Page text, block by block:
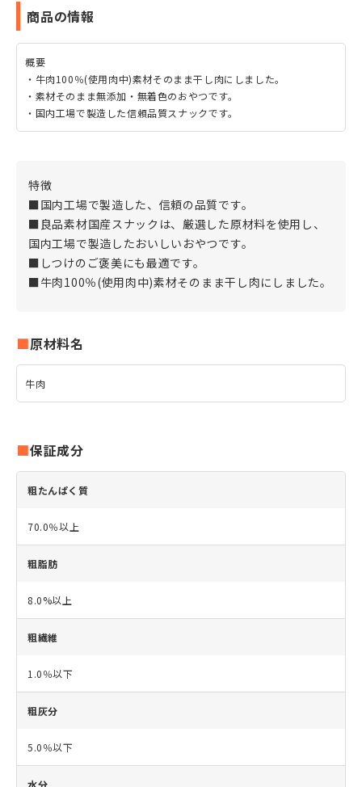
商品の情報
概要
・牛肉100％(使用肉中)素材そのまま干し肉にしました。
・素材そのまま無添加・無着色のおやつです。
・国内工場で製造した信頼品質スナックです。
特徴
■国内工場で製造した、信頼の品質です。
■良品素材国産スナックは、厳選した原材料を使用し、
国内工場で製造したおいしいおやつです。
■しつけのご褒美にも最適です。
■牛肉100％(使用肉中)素材そのまま干し肉にしました。
原材料名
牛肉
保証成分
粗たんぱく質
70.0％以上
粗脂肪
8.0%以上
粗繊維
1.0％以下
粗灰分
5.0％以下
水分